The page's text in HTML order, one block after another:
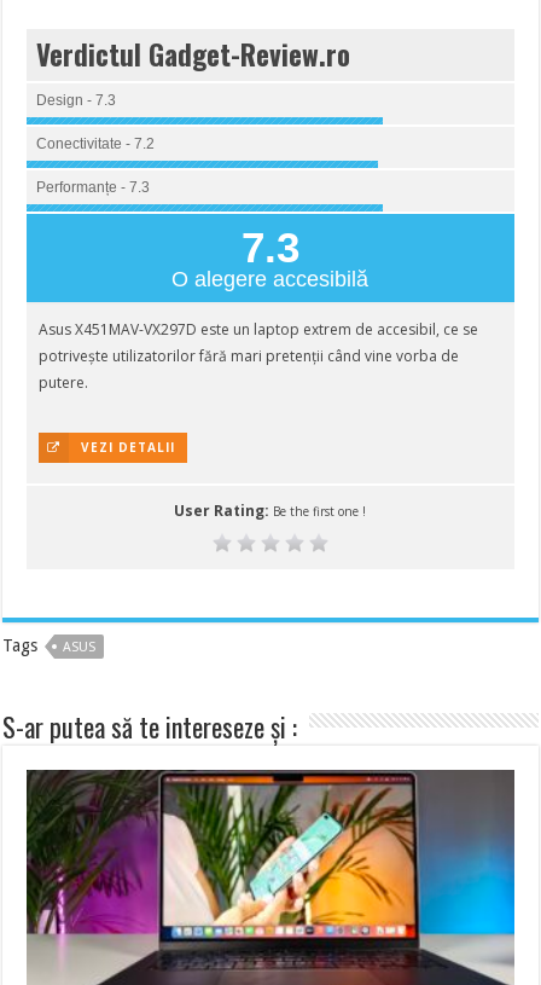
Verdictul Gadget-Review.ro
Design - 7.3
Conectivitate - 7.2
Performanțe - 7.3
7.3
O alegere accesibilă
Asus X451MAV-VX297D este un laptop extrem de accesibil, ce se
potrivește utilizatorilor fără mari pretenții când vine vorba de
putere.
VEZI DETALII
User Rating: Be the first one !
Tags ASUS
S-ar putea să te intereseze și :